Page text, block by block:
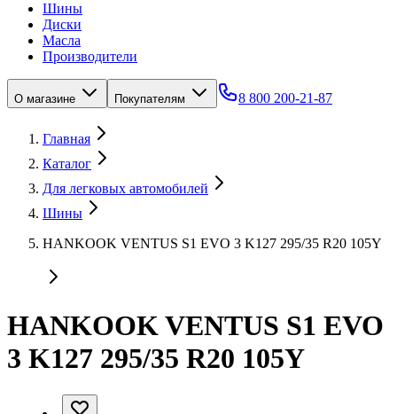
Шины
Диски
Масла
Производители
О магазине Покупателям 8 800 200-21-87
Главная
Каталог
Для легковых автомобилей
Шины
HANKOOK VENTUS S1 EVO 3 K127 295/35 R20 105Y
HANKOOK VENTUS S1 EVO
3 K127 295/35 R20 105Y